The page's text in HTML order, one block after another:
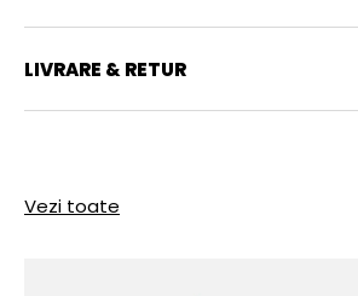
LIVRARE & RETUR
Vezi toate